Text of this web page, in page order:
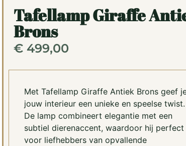
Tafellamp Giraffe
Brons
€499,00
Met Tafellamp Giraffe Antiek Brons geef
jouw interieur een unieke en speelse twist.
De lamp combineert elegantie met een
subtiel dierenaccent, waardoor hij perfect
voor liefhebbers van opvallende